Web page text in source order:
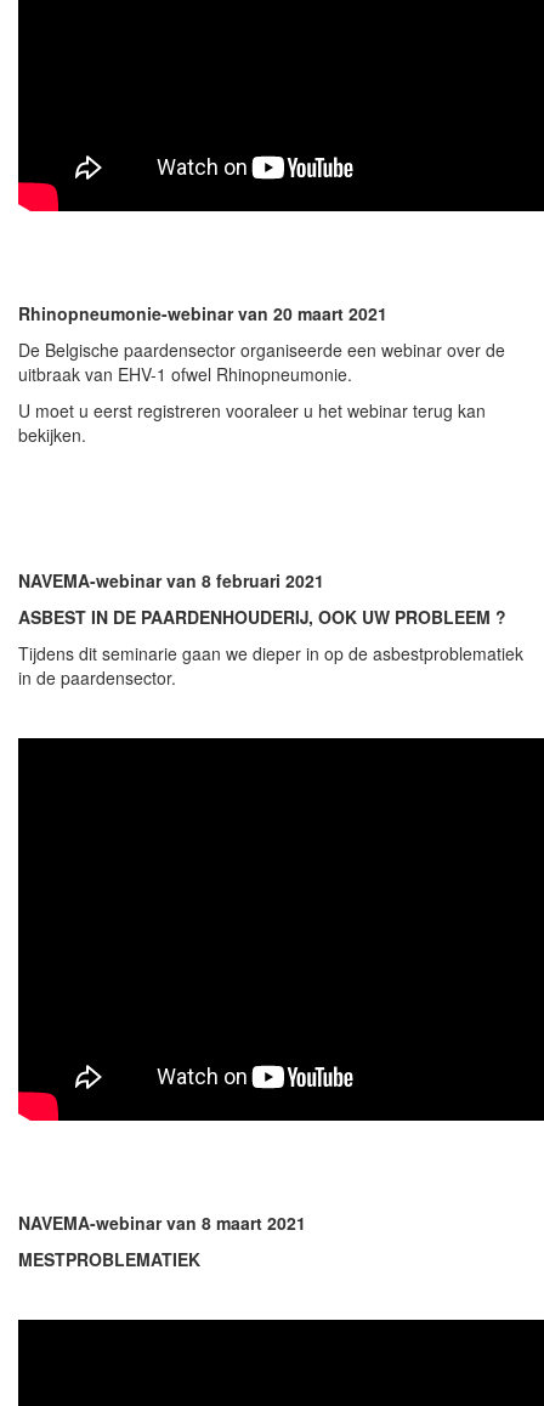
Rhinopneumonie-webinar van 20 maart 2021
De Belgische paardensector organiseerde een webinar over de
uitbraak van EHV-1 ofwel Rhinopneumonie.
U moet u eerst registreren vooraleer u het webinar terug kan
bekijken.
NAVEMA-webinar van 8 februari 2021
ASBEST IN DE PAARDENHOUDERIJ, OOK UW PROBLEEM ?
Tijdens dit seminarie gaan we dieper in op de asbestproblematiek
in de paardensector.
NAVEMA-webinar van 8 maart 2021
MESTPROBLEMATIEK